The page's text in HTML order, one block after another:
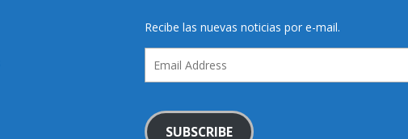
Recibe las nuevas noticias por e-mail.
Address
SUBSCRIBE